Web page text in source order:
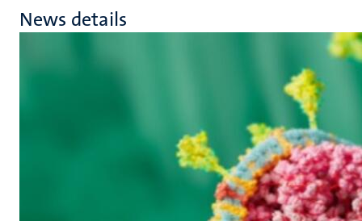
News details